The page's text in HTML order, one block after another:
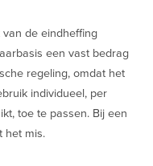
de eindheffing
een vast bedrag
regeling, omdat het
individueel, per
toe te passen. Bij een
het mis.